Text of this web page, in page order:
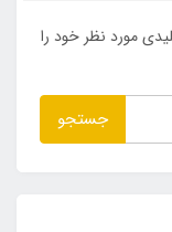
مورد نظر خود را
جستجو